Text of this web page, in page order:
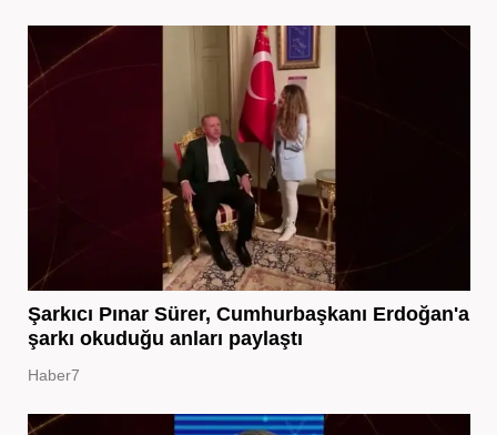
Şarkıcı Pınar Sürer, Cumhurbaşkanı Erdoğan'a
şarkı okuduğu anları paylaştı
Haber7